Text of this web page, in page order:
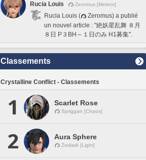
Rucia Louis
Zeromus [Meteor]
Rucia Louis (
Zeromus) a publié
un nouvel article : "絶妖星乱舞 ８月
８日 P３BH～１日のみ H1募集".
Classements
Crystalline Conflict - Classements
1 Scarlet Rose
Spriggan [Chaos]
2 Aura Sphere
Zodiark [Light]